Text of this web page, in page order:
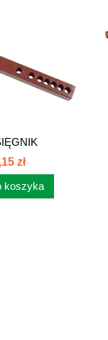
zł
koszyka